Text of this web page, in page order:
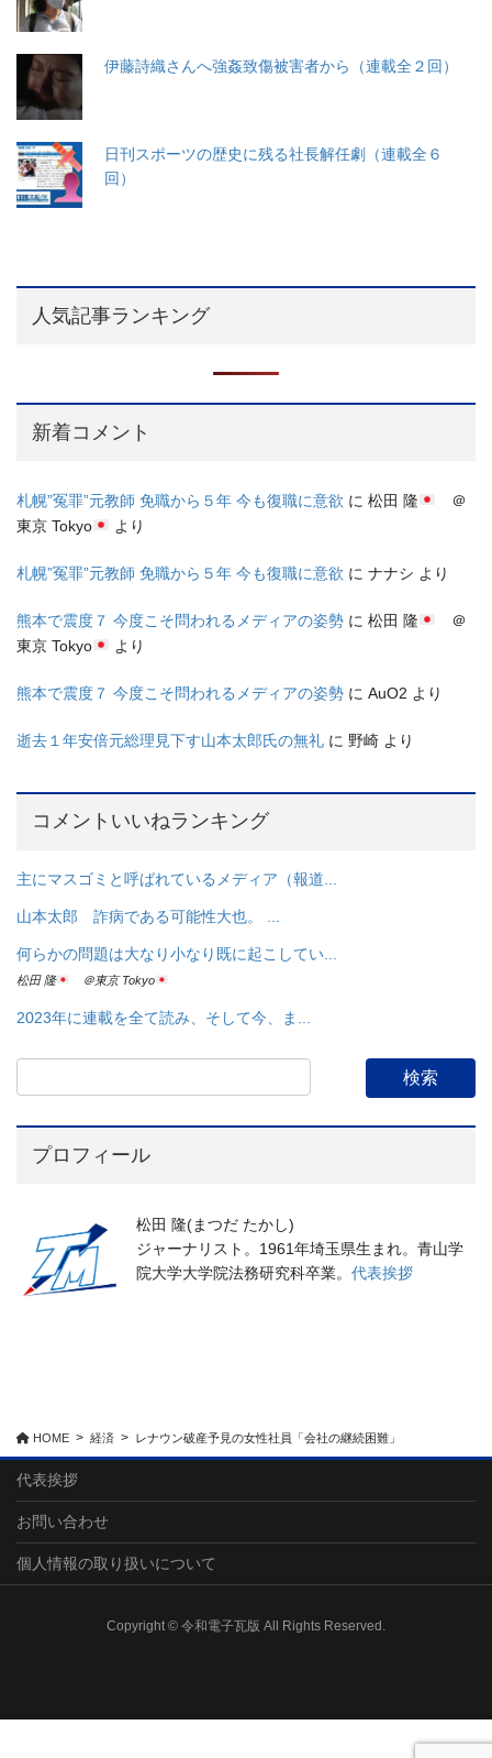
伊藤詩織さんへ強姦致傷被害者から（連載全２回）
日刊スポーツの歴史に残る社長解任劇（連載全６
回）
人気記事ランキング
新着コメント
札幌”冤罪”元教師 免職から５年 今も復職に意欲 に 松田 隆
＠
東京 Tokyo
より
札幌”冤罪”元教師 免職から５年 今も復職に意欲 に ナナシ より
熊本で震度７ 今度こそ問われるメディアの姿勢 に 松田 隆
＠
東京 Tokyo
より
熊本で震度７ 今度こそ問われるメディアの姿勢 に AuO2 より
逝去１年安倍元総理見下す山本太郎氏の無礼 に 野崎 より
コメントいいねランキング
主にマスゴミと呼ばれているメディア（報道...
山本太郎 詐病である可能性大也。 ...
何らかの問題は大なり小なり既に起こしてい...
松田 隆 ＠東京 Tokyo
2023年に連載を全て読み、そして今、ま...
プロフィール
松田 隆(まつだ たかし)
ジャーナリスト。1961年埼玉県生まれ。青山学
院大学大学院法務研究科卒業。 代表挨拶
HOME 経済 レナウン破産予見の女性社員「会社の継続困難」
代表挨拶
お問い合わせ
個人情報の取り扱いについて
Copyright © 令和電子瓦版 All Rights Reserved.